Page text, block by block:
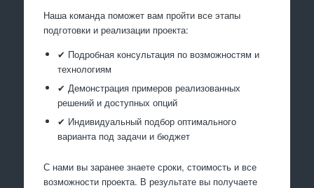
Наша команда поможет вам пройти все этапы
подготовки и реализации проекта:
✔ Подробная консультация по возможностям и
технологиям
✔ Демонстрация примеров реализованных
решений и доступных опций
✔ Индивидуальный подбор оптимального
варианта под задачи и бюджет
С нами вы заранее знаете сроки, стоимость и все
возможности проекта. В результате вы получаете